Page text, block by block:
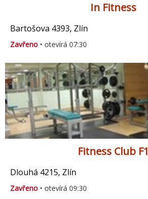
In Fitness
Bartošova 4393, Zlín
Zavřeno • otevírá 07:30
Fitness Club F1
Dlouhá 4215, Zlín
Zavřeno • otevírá 09:30